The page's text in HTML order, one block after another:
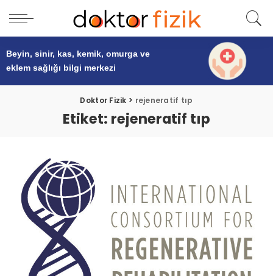
Beyin, sinir, kas, kemik, omurga ve
eklem sağlığı bilgi merkezi
Doktor Fizik > rejeneratif tıp
Etiket: rejeneratif tıp